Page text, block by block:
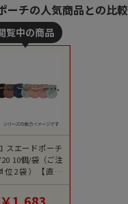
ーチの人気商品との比較
スエードポーチ
10個/袋（ご注
位2袋）【直送